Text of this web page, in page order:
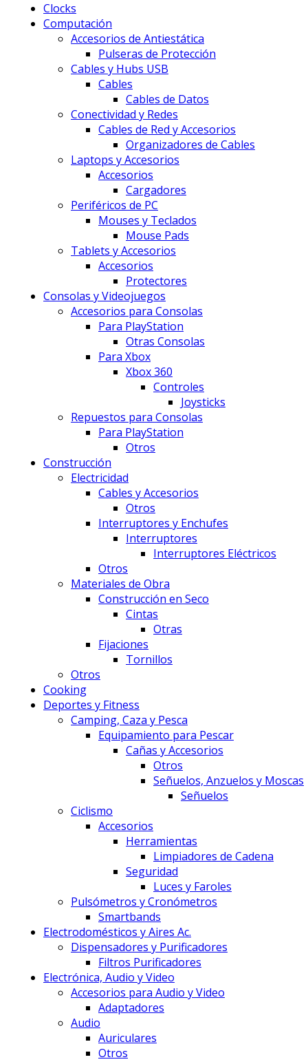
Clocks
Computación
Accesorios de Antiestática
Pulseras de Protección
Cables y Hubs USB
Cables
Cables de Datos
Conectividad y Redes
Cables de Red y Accesorios
Organizadores de Cables
Laptops y Accesorios
Accesorios
Cargadores
Periféricos de PC
Mouses y Teclados
Mouse Pads
Tablets y Accesorios
Accesorios
Protectores
Consolas y Videojuegos
Accesorios para Consolas
Para PlayStation
Otras Consolas
Para Xbox
Xbox 360
Controles
Joysticks
Repuestos para Consolas
Para PlayStation
Otros
Construcción
Electricidad
Cables y Accesorios
Otros
Interruptores y Enchufes
Interruptores
Interruptores Eléctricos
Otros
Materiales de Obra
Construcción en Seco
Cintas
Otras
Fijaciones
Tornillos
Otros
Cooking
Deportes y Fitness
Camping, Caza y Pesca
Equipamiento para Pescar
Cañas y Accesorios
Otros
Señuelos, Anzuelos y Moscas
Señuelos
Ciclismo
Accesorios
Herramientas
Limpiadores de Cadena
Seguridad
Luces y Faroles
Pulsómetros y Cronómetros
Smartbands
Electrodomésticos y Aires Ac.
Dispensadores y Purificadores
Filtros Purificadores
Electrónica, Audio y Video
Accesorios para Audio y Video
Adaptadores
Audio
Auriculares
Otros